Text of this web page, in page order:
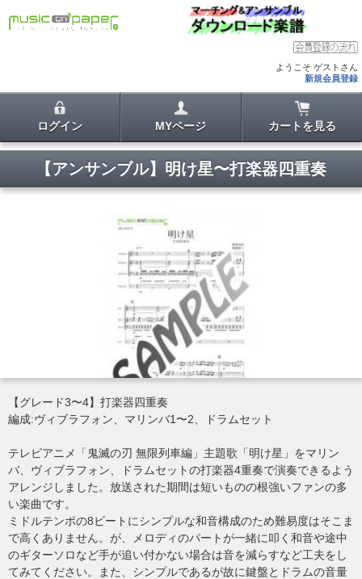
ようこそ ゲストさん
新規会員登録
ログイン MYページ カートを見る
【アンサンブル】明け星〜打楽器四重奏
【グレード3〜4】打楽器四重奏
編成:ヴィブラフォン、マリンバ1〜2、ドラムセット
テレビアニメ「鬼滅の刃 無限列車編」主題歌「明け星」をマリン
バ、ヴィブラフォン、ドラムセットの打楽器4重奏で演奏できるよう
アレンジしました。放送された期間は短いものの根強いファンの多
い楽曲です。
ミドルテンポの8ビートにシンプルな和音構成のため難易度はそこま
で高くありません。が、メロディのパートが一緒に叩く和音や途中
のギターソロなど手が追い付かない場合は音を減らすなど工夫をし
てみてください。また、シンプルであるが故に鍵盤とドラムの音量